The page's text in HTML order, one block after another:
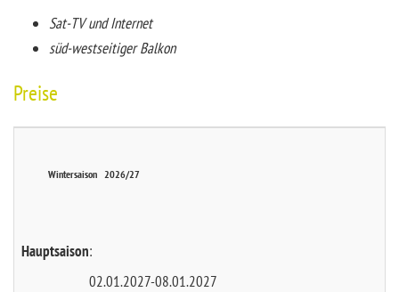
Sat-TV und Internet
süd-westseitiger Balkon
Preise
Wintersaison 2026/27
Hauptsaison:
02.01.2027-08.01.2027